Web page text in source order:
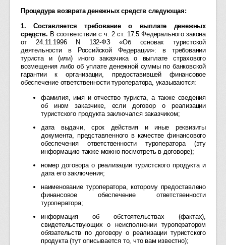
Процедура возврата денежных средств следующая:
1. Составляется требование о выплате денежных
средств. В соответствии с ч. 2 ст. 17.5 Федерального закона
от 24.11.1996 N 132-ФЗ «Об основах туристской
деятельности в Российской Федерации»: в требовании
туриста и (или) иного заказчика о выплате страхового
возмещения либо об уплате денежной суммы по банковской
гарантии к организации, предоставившей финансовое
обеспечение ответственности туроператора, указываются:
фамилия, имя и отчество туриста, а также сведения
об ином заказчике, если договор о реализации
туристского продукта заключался заказчиком;
дата выдачи, срок действия и иные реквизиты
документа, представленного в качестве финансового
обеспечения ответственности туроператора (эту
информацию также можно посмотреть в договоре);
номер договора о реализации туристского продукта и
дата его заключения;
наименование туроператора, которому предоставлено
финансовое обеспечение ответственности
туроператора;
информация об обстоятельствах (фактах),
свидетельствующих о неисполнении туроператором
обязательств по договору о реализации туристского
продукта (тут описывается то, что вам известно);